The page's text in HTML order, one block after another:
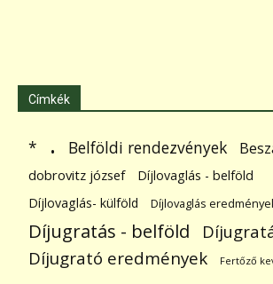
Címkék
* . Belföldi rendezvények
dobrovitz józsef
Díjlovaglás - belföld
Díjlovaglás- külföld
Díjlovaglás
Díjugratás - belföld
Díjugrató eredmények Fertőző